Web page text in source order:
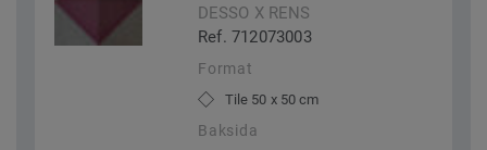
DESSO X RENS
Ref. 712073003
Format
Tile 50 x 50 cm
Baksida